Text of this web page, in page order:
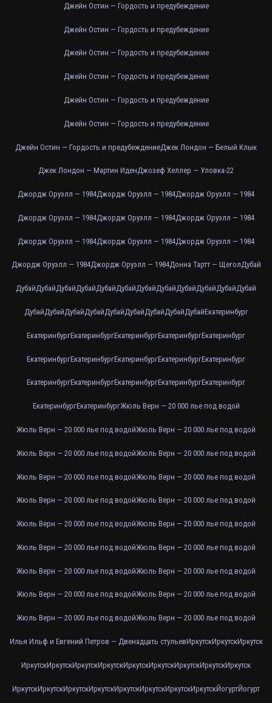
Джейн Остин — Гордость и предубеждение
Джейн Остин — Гордость и предубеждение
Джейн Остин — Гордость и предубеждение
Джейн Остин — Гордость и предубеждение
Джейн Остин — Гордость и предубеждение
Джейн Остин — Гордость и предубеждение
Джейн Остин — Гордость и предубеждениеДжек Лондон — Белый Клык
Джек Лондон — Мартин ИденДжозеф Хеллер — Уловка-22
Джордж Оруэлл — 1984Джордж Оруэлл — 1984Джордж Оруэлл — 1984
Джордж Оруэлл — 1984Джордж Оруэлл — 1984Джордж Оруэлл — 1984
Джордж Оруэлл — 1984Джордж Оруэлл — 1984Джордж Оруэлл — 1984
Джордж Оруэлл — 1984Джордж Оруэлл — 1984Донна Тартт — ЩеголДубай
ДубайДубайДубайДубайДубайДубайДубайДубайДубайДубайДубайДубай
ДубайДубайДубайДубайДубайДубайДубайДубайДубайЕкатеринбург
ЕкатеринбургЕкатеринбургЕкатеринбургЕкатеринбургЕкатеринбург
ЕкатеринбургЕкатеринбургЕкатеринбургЕкатеринбургЕкатеринбург
ЕкатеринбургЕкатеринбургЕкатеринбургЕкатеринбургЕкатеринбург
ЕкатеринбургЕкатеринбургЖюль Верн — 20 000 лье под водой
Жюль Верн — 20 000 лье под водойЖюль Верн — 20 000 лье под водой
Жюль Верн — 20 000 лье под водойЖюль Верн — 20 000 лье под водой
Жюль Верн — 20 000 лье под водойЖюль Верн — 20 000 лье под водой
Жюль Верн — 20 000 лье под водойЖюль Верн — 20 000 лье под водой
Жюль Верн — 20 000 лье под водойЖюль Верн — 20 000 лье под водой
Жюль Верн — 20 000 лье под водойЖюль Верн — 20 000 лье под водой
Жюль Верн — 20 000 лье под водойЖюль Верн — 20 000 лье под водой
Жюль Верн — 20 000 лье под водойЖюль Верн — 20 000 лье под водой
Жюль Верн — 20 000 лье под водойЖюль Верн — 20 000 лье под водой
Илья Ильф и Евгений Петров — Двенадцать стульевИркутскИркутскИркутск
ИркутскИркутскИркутскИркутскИркутскИркутскИркутскИркутскИркутск
ИркутскИркутскИркутскИркутскИркутскИркутскИркутскИркутскЙогуртЙогурт